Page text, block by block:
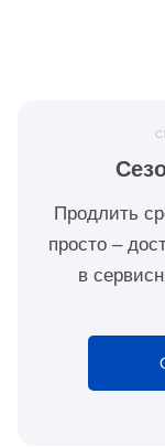
Продлить
просто –
в